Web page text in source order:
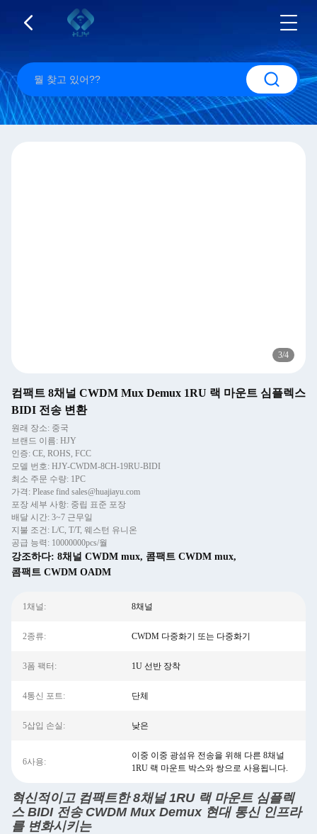
3/4
컴팩트 8채널 CWDM Mux Demux 1RU 랙 마운트 심플렉스
BIDI 전송 변환
원래 장소: 중국
브랜드 이름: HJY
인증: CE, ROHS, FCC
모델 번호: HJY-CWDM-8CH-19RU-BIDI
최소 주문 수량: 1PC
가격: Please find sales@huajiayu.com
포장 세부 사항: 중립 표준 포장
배달 시간: 3~7 근무일
지불 조건: L/C, T/T, 웨스턴 유니온
공급 능력: 10000000pcs/월
강조하다: 8채널 CWDM mux, 콤팩트 CWDM mux,
콤팩트 CWDM OADM
1채널: 8채널
2종류: CWDM 다중화기 또는 다중화기
3폼 팩터: 1U 선반 장착
4통신 포트: 단체
5삽입 손실: 낮은
6사용:
이중 이중 광섬유 전송을 위해 다른 8채널
1RU 랙 마운트 박스와 쌍으로 사용됩니다.
혁신적이고 컴팩트한 8채널 1RU 랙 마운트 심플렉
스 BIDI 전송 CWDM Mux Demux 현대 통신 인프라
를 변화시키는